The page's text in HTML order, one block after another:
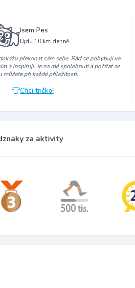
Jsem Pes
Ujdu 10 km denně
překonat sám sebe. Rád se pohybuji ve
a inspiruji. Je na mě spolehnutí a počítat se
můžete při každé příležitosti.
Chci tričko!
za aktivity